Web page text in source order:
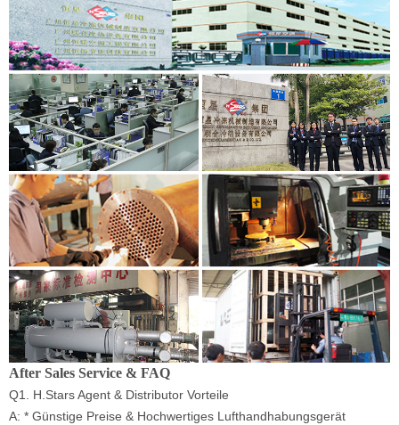
After Sales Service & FAQ
Q1. H.Stars Agent & Distributor Vorteile
A: * Günstige Preise & Hochwertiges Lufthandhabungsgerät